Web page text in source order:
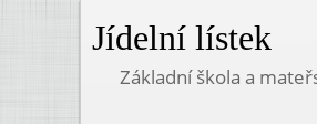
Jídelní lístek
Základní škola a